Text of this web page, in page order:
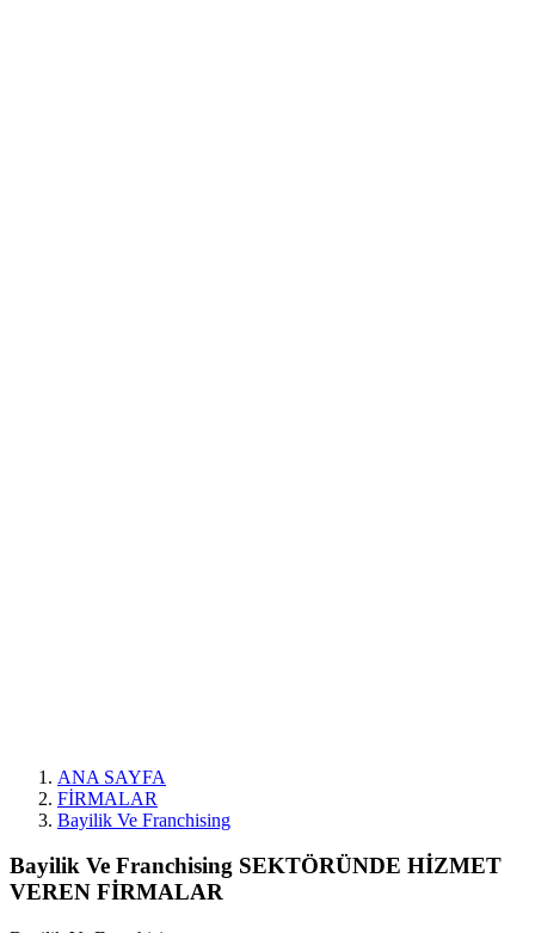
ANA SAYFA
FİRMALAR
Bayilik Ve Franchising
Bayilik Ve Franchising SEKTÖRÜNDE HİZMET
VEREN FİRMALAR